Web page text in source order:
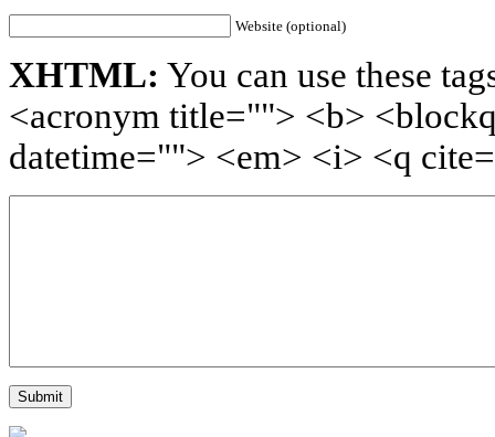
Website (optional)
XHTML: You can use these
<acronym title=""> <b>
datetime=""> <em> <i> <q